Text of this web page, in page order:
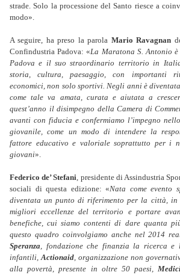
strade. Solo la processione del Santo riesce a
modo».
A seguire, ha preso la parola Mario Ravagnan
Confindustria Padova: «La Maratona S. Antonio
Padova e il suo straordinario territorio in
storia, cultura, paesaggio, con importanti
economici, non solo sportivi. Negli anni è
come tale va amata, curata e aiutata a
quest’anno il disimpegno della Camera di
avanti con fiducia e confermiamo l’impegno
giovanile, come un modo di intendere la
fattore educativo e valoriale soprattutto per i
giovani».
Federico de’ Stefani, presidente di Assindustria
sociali di questa edizione: «Nata come evento
diventata un punto di riferimento per la città,
migliori eccellenze del territorio e portare
benefiche, cui siamo contenti di dare quanta
questo quadro coinvolgiamo anche nel 2014
Speranza, fondazione che finanzia la ricerca e
infantili,Actionaid, organizzazione non
alla povertà, presente in oltre 50 paesi,